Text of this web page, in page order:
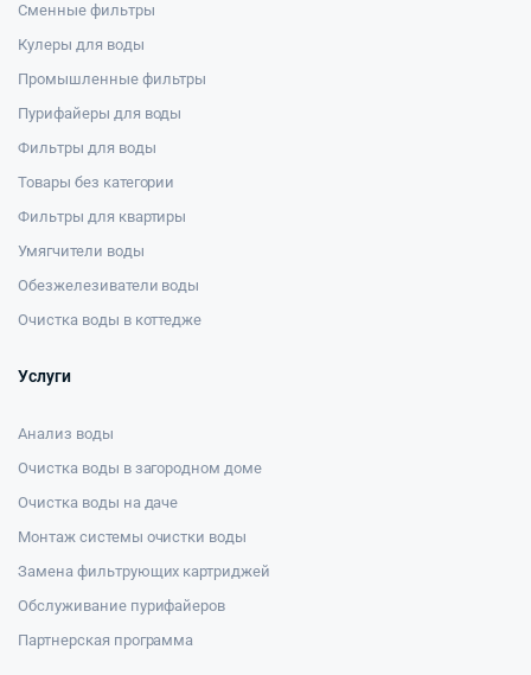
Сменные фильтры
Кулеры для воды
Промышленные фильтры
Пурифайеры для воды
Фильтры для воды
Товары без категории
Фильтры для квартиры
Умягчители воды
Обезжелезиватели воды
Очистка воды в коттедже
Услуги
Анализ воды
Очистка воды в загородном доме
Очистка воды на даче
Монтаж системы очистки воды
Замена фильтрующих картриджей
Обслуживание пурифайеров
Партнерская программа